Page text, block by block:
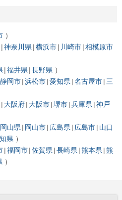
神奈川県 横浜市 川崎市 相模原市
福井県 長野県
静岡市 浜松市 愛知県 名古屋市 三
大阪府 大阪市 堺市 兵庫県 神戸
岡山県 岡山市 広島県 広島市 山口
県
福岡市 佐賀県 長崎県 熊本県 熊